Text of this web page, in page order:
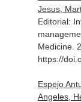
Jesus,
Editorial:
Medicine.
https://
Espejo
Angeles,